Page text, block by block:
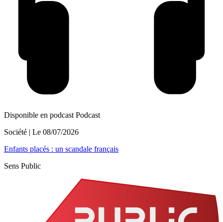
Disponible en podcast Podcast
Société | Le 08/07/2026
Enfants placés : un scandale français
Sens Public